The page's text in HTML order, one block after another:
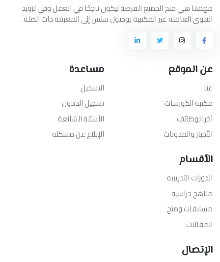
مهمتنا هي منح الجميع الفرصة ليكون ناجحًا في العمل وفي تزويد
القوى العاملة غير المكتبية بوصول سلس إلى المعرفة ذات الصلة.
عن الموقع
عنا
مكتبة الكورسات
آخر الوظائف
الأخبار والمدونات
مساعدة
التسجيل
تسجيل الدخول
الأسئلة الشائعة
الإبلاغ عن مشكلة
الأقسام
الدورات التدريبيه
مناهج دراسيه
مسابقات ومنح
المقالات
الإتصال